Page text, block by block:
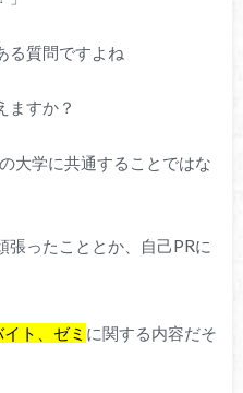
る質問ですよね
ますか？
大学に共通することではな
張ったこととか、自己PRに
ト、ゼミ に関する内容だそ